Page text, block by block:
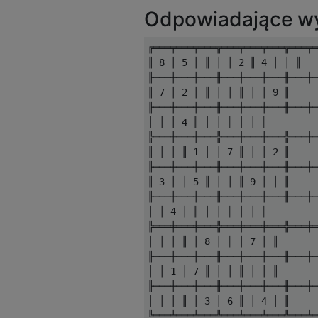
Odpowiadające
║ 8 │ 5 │ ║ │ │ 2 ║ 4 │ │ ║
║ 7 │ 2 │ ║ │ │ ║ │ │ 9 ║
│ │ │ 4 ║ │ │ ║ │ │ ║
║ │ │ ║ 1 │ │ 7 ║ │ │ 2 ║
║ 3 │ │ 5 ║ │ │ ║ 9 │ │ ║
│ │ 4 │ ║ │ │ ║ │ │ ║
│ │ │ ║ │ 8 │ ║ │ 7 │ ║
│ │ 1 │ 7 ║ │ │ ║ │ │ ║
│ │ │ ║ │ 3 │ 6 ║ │ 4 │ ║